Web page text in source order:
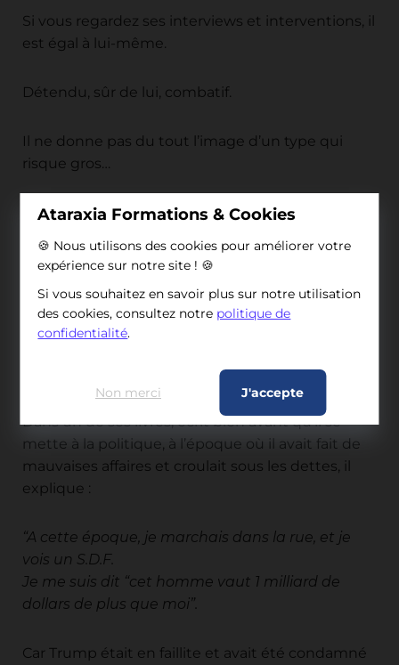
Si vous regardez ses interviews et interventions, il
est égal à lui-même.
Détendu, sûr de lui, combatif.
Il ne donne pas du tout l’image d’un type qui
risque gros…
Pourtant, il risque gros.
Pour comprendre, il faut savoir
quelque chose
Donald Trump a fait faillite plusieurs fois.
Dans un de ses livres, écrit bien avant qu’il se
mette à la politique, à l’époque où il avait fait de
mauvaises affaires et croulait sous les dettes, il
explique :
“A cette époque, je marchais dans la rue, et je
vois un S.D.F.
Je me suis dit “cet homme vaut 1 milliard de
dollars de plus que moi”.
Car Trump était en faillite et avait été condamné
Ataraxia Formations & Cookies
🍪 Nous utilisons des cookies pour améliorer votre
expérience sur notre site ! 🍪
Si vous souhaitez en savoir plus sur notre utilisation
des cookies, consultez notre politique de
confidentialité.
Non merci J'accepte